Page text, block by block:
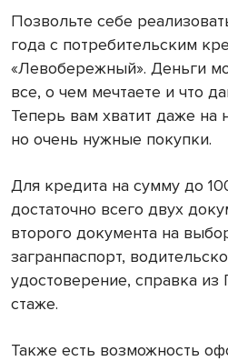
Позвольте себе
года с потребительским
«Левобережный». Деньги
все, о чем мечтаете и что
Теперь вам хватит даже на
но очень нужные покупки.
Для кредита на сумму до
достаточно всего двух
второго документа на
загранпаспорт,
удостоверение, справка
стаже.
Также есть возможность